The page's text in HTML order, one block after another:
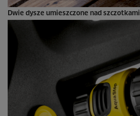
Dwie dysze umieszczone nad szczotkami